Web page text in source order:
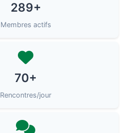
289+
Membres actifs
70+
Rencontres/jour